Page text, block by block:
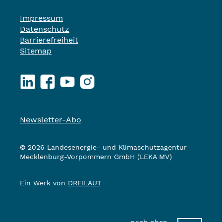
Impressum
Datenschutz
Barrierefreiheit
Sitemap
LinkedInFacebookYouTubeInstagram
Newsletter-Abo
© 2026 Landesenergie- und Klimaschutzagentur
Mecklenburg-Vorpommern GmbH (LEKA MV)
Ein Werk von DREILAUT